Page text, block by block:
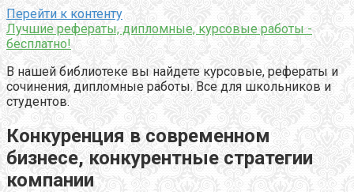
Перейти к контенту
Лучшие рефераты, дипломные, курсовые работы -
бесплатно!
В нашей библиотеке вы найдете курсовые, рефераты и
сочинения, дипломные работы. Все для школьников и
студентов.
Конкуренция в современном
бизнесе, конкурентные стратегии
компании